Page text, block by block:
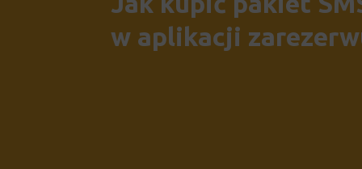
w aplikacji